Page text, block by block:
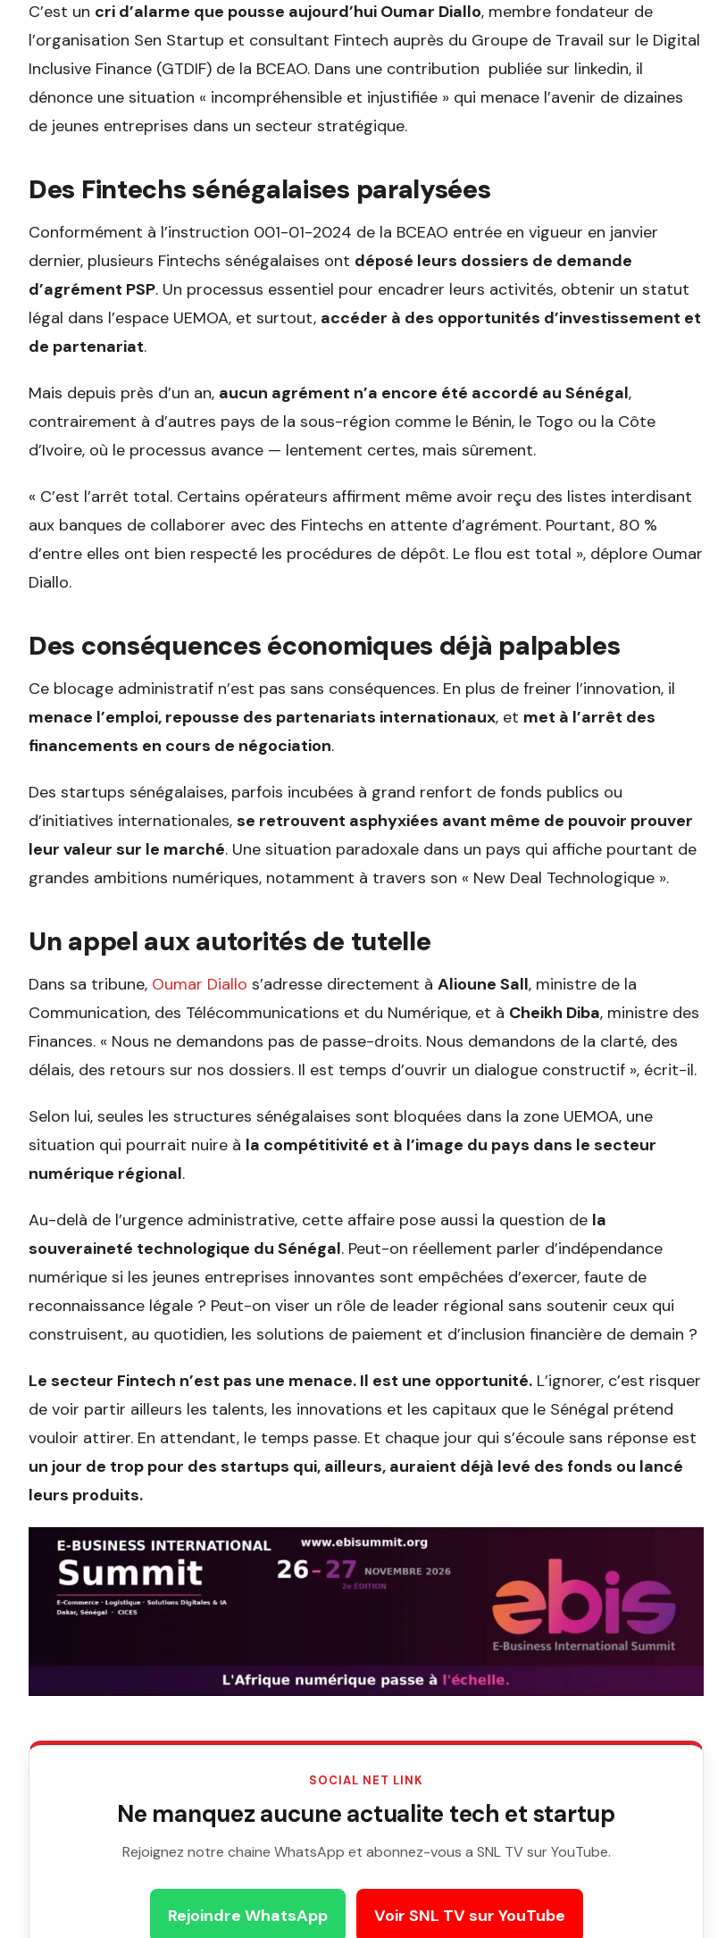
C’est un cri d’alarme que pousse aujourd’hui Oumar Diallo, membre fondateur de
l’organisation Sen Startup et consultant Fintech auprès du Groupe de Travail sur le Digital
Inclusive Finance (GTDIF) de la BCEAO. Dans une contribution publiée sur linkedin, il
dénonce une situation « incompréhensible et injustifiée » qui menace l’avenir de dizaines
de jeunes entreprises dans un secteur stratégique.
Des Fintechs sénégalaises paralysées
Conformément à l’instruction 001-01-2024 de la BCEAO entrée en vigueur en janvier
dernier, plusieurs Fintechs sénégalaises ont déposé leurs dossiers de demande
d’agrément PSP. Un processus essentiel pour encadrer leurs activités, obtenir un statut
légal dans l’espace UEMOA, et surtout, accéder à des opportunités d’investissement et
de partenariat.
Mais depuis près d’un an, aucun agrément n’a encore été accordé au Sénégal,
contrairement à d’autres pays de la sous-région comme le Bénin, le Togo ou la Côte
d’Ivoire, où le processus avance — lentement certes, mais sûrement.
« C’est l’arrêt total. Certains opérateurs affirment même avoir reçu des listes interdisant
aux banques de collaborer avec des Fintechs en attente d’agrément. Pourtant, 80 %
d’entre elles ont bien respecté les procédures de dépôt. Le flou est total », déplore Oumar
Diallo.
Des conséquences économiques déjà palpables
Ce blocage administratif n’est pas sans conséquences. En plus de freiner l’innovation, il
menace l’emploi, repousse des partenariats internationaux, et met à l’arrêt des
financements en cours de négociation.
Des startups sénégalaises, parfois incubées à grand renfort de fonds publics ou
d’initiatives internationales, se retrouvent asphyxiées avant même de pouvoir prouver
leur valeur sur le marché. Une situation paradoxale dans un pays qui affiche pourtant de
grandes ambitions numériques, notamment à travers son « New Deal Technologique ».
Un appel aux autorités de tutelle
Dans sa tribune, Oumar Diallo s’adresse directement à Alioune Sall, ministre de la
Communication, des Télécommunications et du Numérique, et à Cheikh Diba, ministre des
Finances. « Nous ne demandons pas de passe-droits. Nous demandons de la clarté, des
délais, des retours sur nos dossiers. Il est temps d’ouvrir un dialogue constructif », écrit-il.
Selon lui, seules les structures sénégalaises sont bloquées dans la zone UEMOA, une
situation qui pourrait nuire à la compétitivité et à l’image du pays dans le secteur
numérique régional.
Au-delà de l’urgence administrative, cette affaire pose aussi la question de la
souveraineté technologique du Sénégal. Peut-on réellement parler d’indépendance
numérique si les jeunes entreprises innovantes sont empêchées d’exercer, faute de
reconnaissance légale ? Peut-on viser un rôle de leader régional sans soutenir ceux qui
construisent, au quotidien, les solutions de paiement et d’inclusion financière de demain ?
Le secteur Fintech n’est pas une menace. Il est une opportunité. L’ignorer, c’est risquer
de voir partir ailleurs les talents, les innovations et les capitaux que le Sénégal prétend
vouloir attirer. En attendant, le temps passe. Et chaque jour qui s’écoule sans réponse est
un jour de trop pour des startups qui, ailleurs, auraient déjà levé des fonds ou lancé
leurs produits.
SOCIAL NET LINK
Ne manquez aucune actualite tech et startup
Rejoignez notre chaine WhatsApp et abonnez-vous a SNL TV sur YouTube.
Rejoindre WhatsApp Voir SNL TV sur YouTube